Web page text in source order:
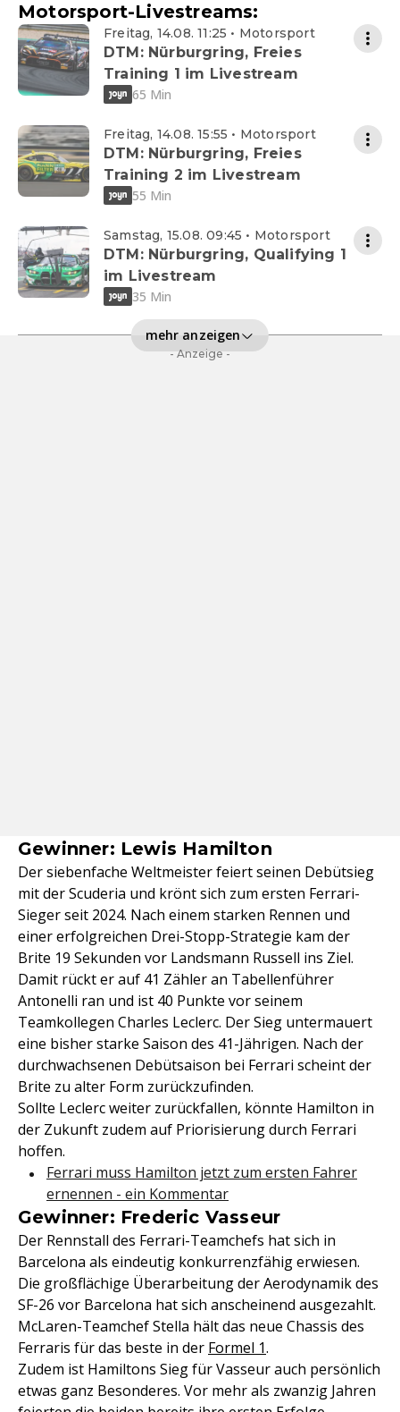
Motorsport-Livestreams:
Freitag, 14.08. 11:25 • Motorsport
DTM: Nürburgring, Freies
Training 1 im Livestream
65 Min
Freitag, 14.08. 15:55 • Motorsport
DTM: Nürburgring, Freies
Training 2 im Livestream
55 Min
Samstag, 15.08. 09:45 • Motorsport
DTM: Nürburgring, Qualifying 1
im Livestream
35 Min
mehr anzeigen
- Anzeige -
Gewinner: Lewis Hamilton
Der siebenfache Weltmeister feiert seinen Debütsieg
mit der Scuderia und krönt sich zum ersten Ferrari-
Sieger seit 2024. Nach einem starken Rennen und
einer erfolgreichen Drei-Stopp-Strategie kam der
Brite 19 Sekunden vor Landsmann Russell ins Ziel.
Damit rückt er auf 41 Zähler an Tabellenführer
Antonelli ran und ist 40 Punkte vor seinem
Teamkollegen Charles Leclerc. Der Sieg untermauert
eine bisher starke Saison des 41-Jährigen. Nach der
durchwachsenen Debütsaison bei Ferrari scheint der
Brite zu alter Form zurückzufinden.
Sollte Leclerc weiter zurückfallen, könnte Hamilton in
der Zukunft zudem auf Priorisierung durch Ferrari
hoffen.
Ferrari muss Hamilton jetzt zum ersten Fahrer
ernennen - ein Kommentar
Gewinner: Frederic Vasseur
Der Rennstall des Ferrari-Teamchefs hat sich in
Barcelona als eindeutig konkurrenzfähig erwiesen.
Die großflächige Überarbeitung der Aerodynamik des
SF-26 vor Barcelona hat sich anscheinend ausgezahlt.
McLaren-Teamchef Stella hält das neue Chassis des
Ferraris für das beste in der Formel 1.
Zudem ist Hamiltons Sieg für Vasseur auch persönlich
etwas ganz Besonderes. Vor mehr als zwanzig Jahren